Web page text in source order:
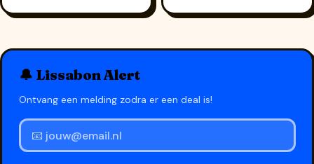
🔔 Lissabon Alert
Ontvang een melding zodra er een deal is!